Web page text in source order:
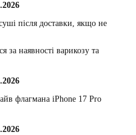
після доставки, якщо не
за наявності варикозу та
флагмана iPhone 17 Pro